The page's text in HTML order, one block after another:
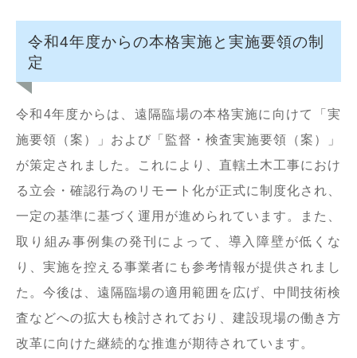
令和4年度からの本格実施と実施要領の制
定
令和4年度からは、遠隔臨場の本格実施に向けて「実
施要領（案）」および「監督・検査実施要領（案）」
が策定されました。これにより、直轄土木工事におけ
る立会・確認行為のリモート化が正式に制度化され、
一定の基準に基づく運用が進められています。また、
取り組み事例集の発刊によって、導入障壁が低くな
り、実施を控える事業者にも参考情報が提供されまし
た。今後は、遠隔臨場の適用範囲を広げ、中間技術検
査などへの拡大も検討されており、建設現場の働き方
改革に向けた継続的な推進が期待されています。